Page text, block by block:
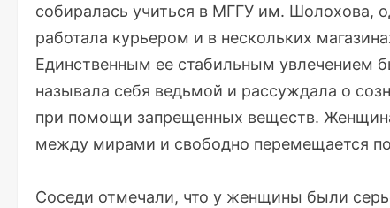
собиралась учиться в МГГУ им. Шолохова,
работала курьером и в нескольких
Единственным ее стабильным увлечением
называла себя ведьмой и рассуждала о
при помощи запрещенных веществ.
между мирами и свободно перемещается
Соседи отмечали, что у женщины были